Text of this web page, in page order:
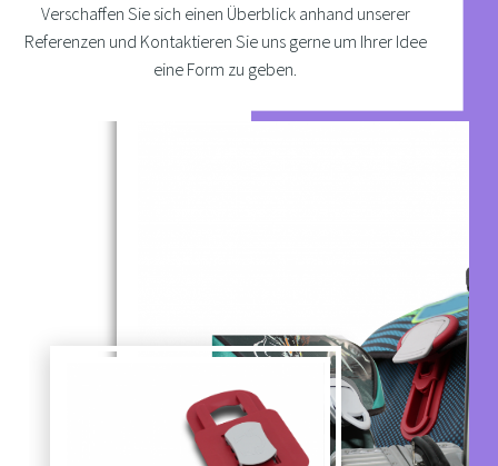
Verschaffen Sie sich einen Überblick anhand unserer
Referenzen und Kontaktieren Sie uns gerne um Ihrer Idee
eine Form zu geben.